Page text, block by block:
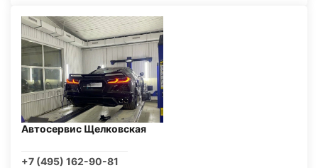
Автосервис Щелковская
+7 (495) 162-90-81